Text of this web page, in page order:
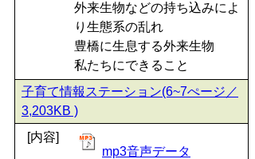
外来生物などの持ち込みによ
り生態系の乱れ
豊橋に生息する外来生物
私たちにできること
子育て情報ステーション(6~7ぺージ／
3,203KB )
[内容]
mp3音声データ